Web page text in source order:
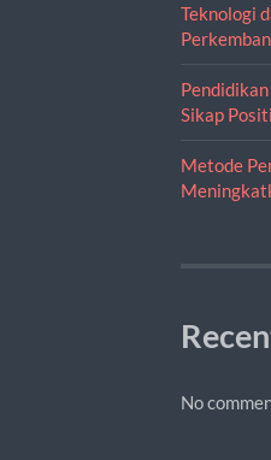
Teknologi
Sikap
Metode
No